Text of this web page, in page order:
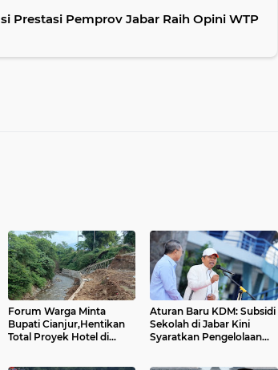
Prestasi Pemprov Jabar Raih Opini WTP
Forum Warga Minta
Bupati Cianjur,Hentikan
Total Proyek Hotel di
Aturan Baru KDM: Subsidi
Sekolah di Jabar Kini
Syaratkan Pengelolaan